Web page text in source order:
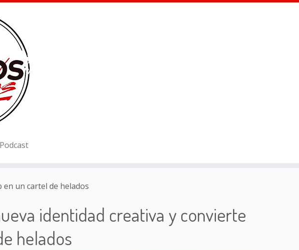
Podcast
un cartel de helados
identidad creativa y convierte
helados